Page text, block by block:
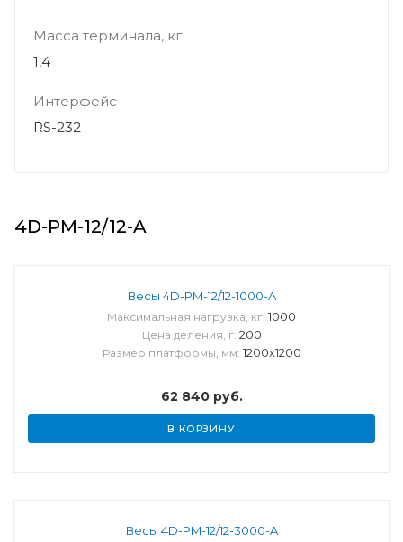
4D-PM-12/12-A
Весы 4D-PM-12/12-1000-A
Максимальная нагрузка, кг: 1000
Цена деления, г: 200
Размер платформы, мм: 1200х1200
62 840руб.
В КОРЗИНУ
Весы 4D-PM-12/12-3000-A
Масса терминала, кг
1,4
Интерфейс
RS-232